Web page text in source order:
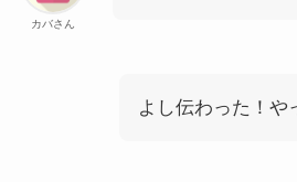
カバさん
よし伝わった！や